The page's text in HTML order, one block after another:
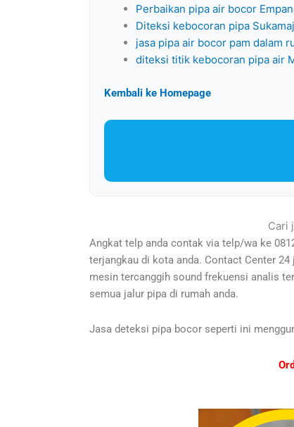
Perbaikan pipa air bocor
Diteksi kebocoran pipa
jasa pipa air bocor pam dalam
diteksi titik kebocoran pipa air
Kembali ke Homepage
Cari
Angkat telp anda contak via telp/wa ke
terjangkau di kota anda. Contact Center
mesin tercanggih sound frekuensi analis
semua jalur pipa di rumah anda.
Jasa deteksi pipa bocor seperti ini